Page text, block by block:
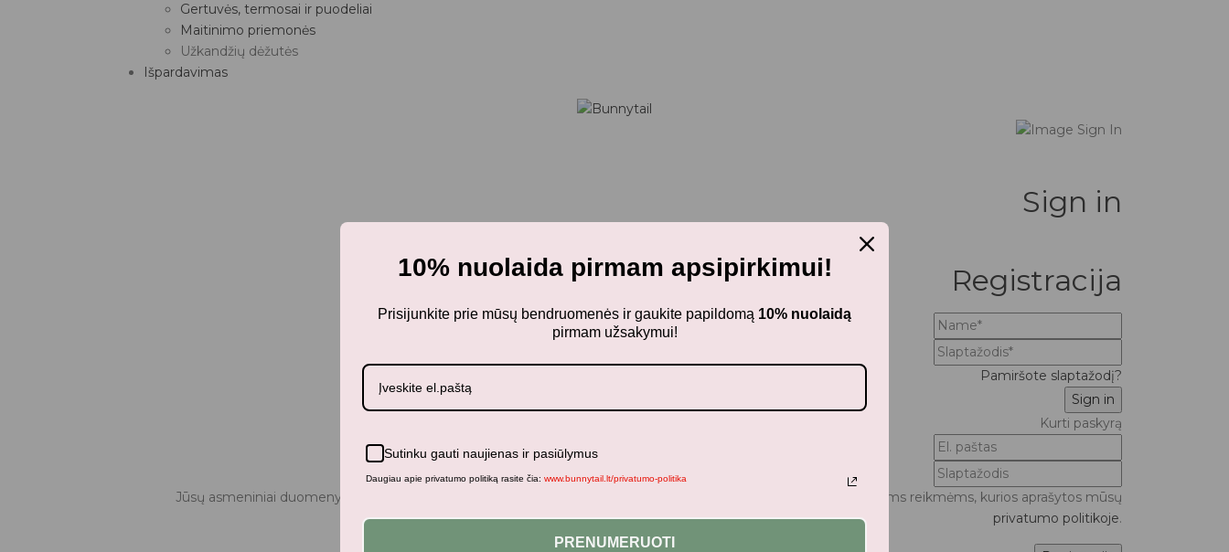
Gertuvės, termosai ir puodeliai
Maitinimo priemonės
Užkandžių dėžutės
Išpardavimas
Sign in
Registracija
Pamiršote slaptažodį?
Kurti paskyrą
Jūsų asmeniniai duomenys bus naudojami patogesniam naršymui šiame tinklalapyje, paskyros valdymui bei kitoms reikmėms, kurios aprašytos mūsų
privatumo politikoje.
10% nuolaida pirmam apsipirkimui!
Prisijunkite prie mūsų bendruomenės ir gaukite papildomą 10% nuolaidą
pirmam užsakymui!
Sutinku gauti naujienas ir pasiūlymus
Daugiau apie privatumo politiką rasite čia: www.bunnytail.lt/privatumo-politika
PRENUMERUOTI